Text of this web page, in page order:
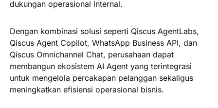
dukungan operasional internal.
Dengan kombinasi solusi seperti Qiscus AgentLabs,
Qiscus Agent Copilot, WhatsApp Business API, dan
Qiscus Omnichannel Chat, perusahaan dapat
membangun ekosistem AI Agent yang terintegrasi
untuk mengelola percakapan pelanggan sekaligus
meningkatkan efisiensi operasional bisnis.